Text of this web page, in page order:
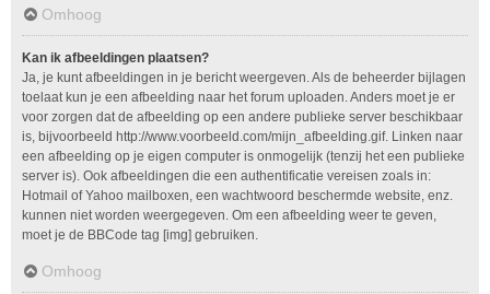
Omhoog
Kan ik afbeeldingen plaatsen?
Ja, je kunt afbeeldingen in je bericht weergeven. Als de beheerder bijlagen
toelaat kun je een afbeelding naar het forum uploaden. Anders moet je er
voor zorgen dat de afbeelding op een andere publieke server beschikbaar
is, bijvoorbeeld http://www.voorbeeld.com/mijn_afbeelding.gif. Linken naar
een afbeelding op je eigen computer is onmogelijk (tenzij het een publieke
server is). Ook afbeeldingen die een authentificatie vereisen zoals in:
Hotmail of Yahoo mailboxen, een wachtwoord beschermde website, enz.
kunnen niet worden weergegeven. Om een afbeelding weer te geven,
moet je de BBCode tag [img] gebruiken.
Omhoog